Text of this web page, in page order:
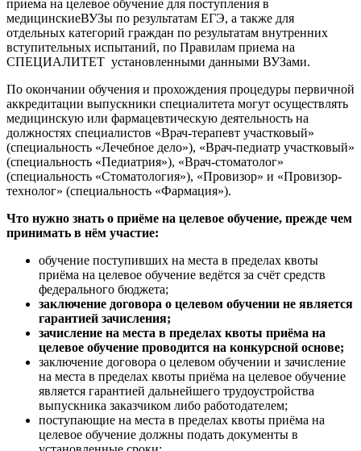
приема на целевое обучение для поступления в
медицинскиеВУЗы по результатам ЕГЭ, а также для
отдельных категорий граждан по результатам внутренних
вступительных испытаний, по Правилам приема на
СПЕЦИАЛИТЕТ установленными данными ВУЗами.
По окончании обучения и прохождения процедуры первичной
аккредитации выпускники специалитета могут осуществлять
медицинскую или фармацевтическую деятельность на
должностях специалистов «Врач-терапевт участковый»
(специальность «Лечебное дело»), «Врач-педиатр участковый»
(специальность «Педиатрия»), «Врач-стоматолог»
(специальность «Стоматология»), «Провизор» и «Провизор-
технолог» (специальность «Фармация»).
Что нужно знать о приёме на целевое обучение, прежде чем
принимать в нём участие:
обучение поступивших на места в пределах квоты
приёма на целевое обучение ведётся за счёт средств
федерального бюджета;
заключение договора о целевом обучении не является
гарантией зачисления;
зачисление на места в пределах квоты приёма на
целевое обучение проводится на конкурсной основе;
заключение договора о целевом обучении и зачисление
на места в пределах квоты приёма на целевое обучение
является гарантией дальнейшего трудоустройства
выпускника заказчиком либо работодателем;
поступающие на места в пределах квоты приёма на
целевое обучение должны подать документы в